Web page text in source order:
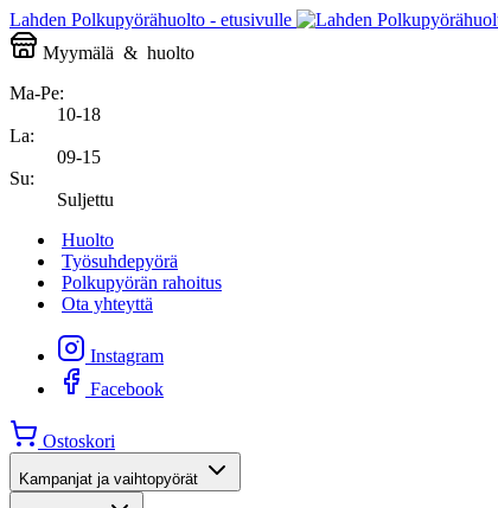
Lahden Polkupyörähuolto - etusivulle
Myymälä & huolto
Ma-Pe:
10-18
La:
09-15
Su:
Suljettu
Huolto
Työsuhdepyörä
Polkupyörän rahoitus
Ota yhteyttä
Instagram
Facebook
Ostoskori
Kampanjat ja vaihtopyörät